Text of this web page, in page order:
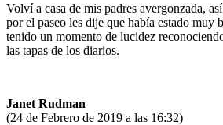
Volví a casa de mis padres avergonzada,
por el paseo les dije que había estado muy
tenido un momento de lucidez
las tapas de los diarios.
Janet Rudman
(24 de Febrero de 2019 a las 16:32)